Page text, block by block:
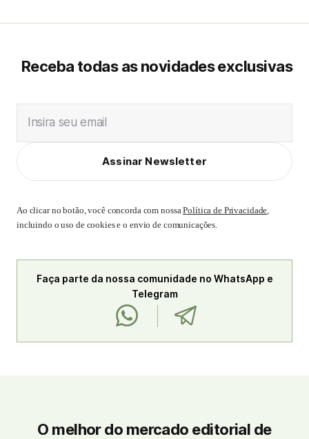
Receba todas as novidades exclusivas
Insira seu email
Assinar Newsletter
Ao clicar no botão, você concorda com nossaPolítica de Privacidade,
incluindo o uso de cookies e o envio de comunicações.
Faça parte da nossa comunidade no WhatsApp e
Telegram
O melhor do mercado editorial de